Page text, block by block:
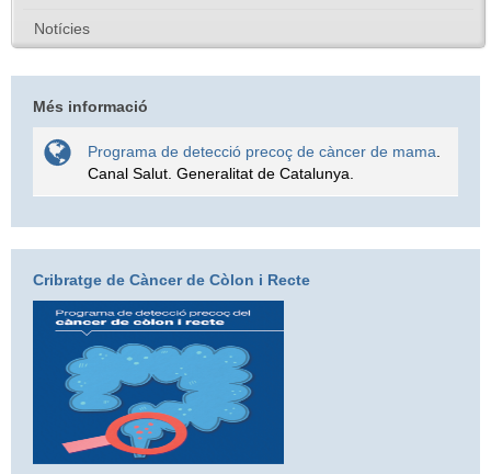
Notícies
Més informació
Programa de detecció precoç de càncer de mama
Canal Salut. Generalitat de Catalunya.
Cribratge de Càncer de Còlon i Recte